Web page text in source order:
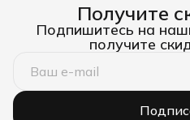
Получите
Подпишитесь на
получите